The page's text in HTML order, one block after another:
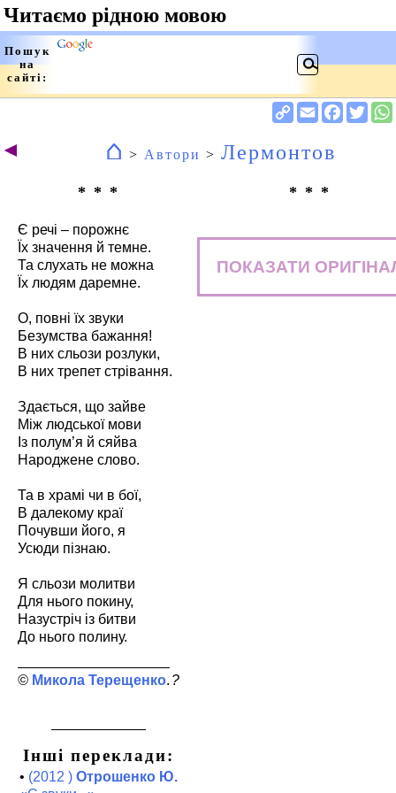
◄ ⌂ > Автори > Лермонтов
* * *
Є речі – порожнє
Їх значення й темне.
Та слухать не можна
Їх людям даремне.
О, повні їх звуки
Безумства бажання!
В них сльози розлуки,
В них трепет стрівання.
Здається, що зайве
Між людської мови
Із полум’я й сяйва
Народжене слово.
Та в храмі чи в бої,
В далекому краї
Почувши його, я
Усюди пізнаю.
Я сльози молитви
Для нього покину,
Назустріч із битви
До нього полину.
Микола Терещенко ?
Інші переклади:
• (2012 ) Отрошенко Ю.
* * *
ПОКАЗАТИ